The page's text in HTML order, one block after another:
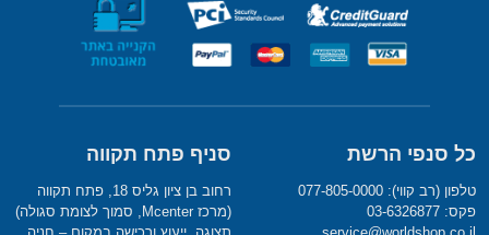
כל סנפי הרשת
טלפון (רב קווי): 077-805-0000
פקס: 03-6326877
סניף פתח תקווה
רחוב בן ציון גליס 18, פתח תקווה
(מרכז Mcenter, סמוך לצומת סגולה)